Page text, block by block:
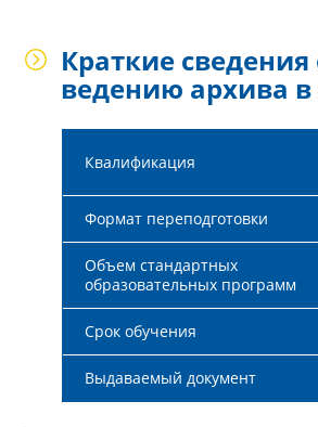
Краткие
ведению архива
Квалификация
Формат переподготовки
Объем стандартных
образовательных программ
Срок обучения
Выдаваемый документ